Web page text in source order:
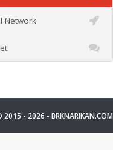
Network
2015 - 2026 - BRKNARIKAN.COM